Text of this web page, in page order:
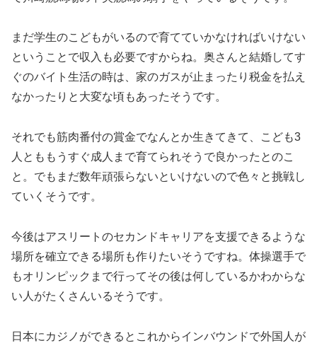
まだ学生のこどもがいるので育てていかなければいけない
ということで収入も必要ですからね。奥さんと結婚してす
ぐのバイト生活の時は、家のガスが止まったり税金を払え
なかったりと大変な頃もあったそうです。
それでも筋肉番付の賞金でなんとか生きてきて、こども3
人とももうすぐ成人まで育てられそうで良かったとのこ
と。でもまだ数年頑張らないといけないので色々と挑戦し
ていくそうです。
今後はアスリートのセカンドキャリアを支援できるような
場所を確立できる場所も作りたいそうですね。体操選手で
もオリンピックまで行ってその後は何しているかわからな
い人がたくさんいるそうです。
日本にカジノができるとこれからインバウンドで外国人が